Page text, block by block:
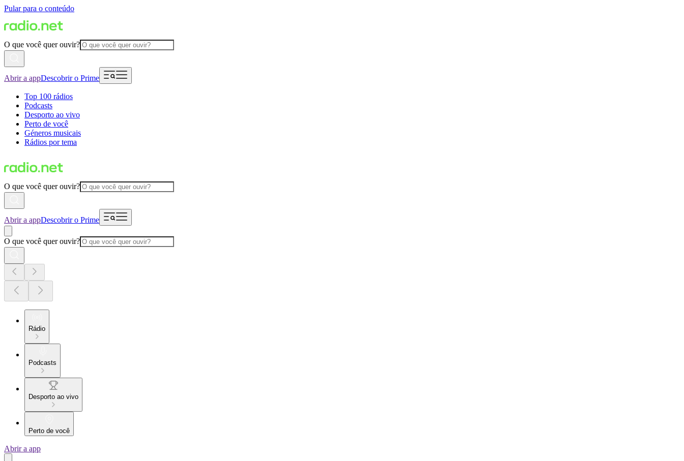
Pular para o conteúdo
O que você quer ouvir?
Abrir a appDescobrir o Prime
Top 100 rádios
Podcasts
Desporto ao vivo
Perto de você
Géneros musicais
Rádios por tema
O que você quer ouvir?
Abrir a appDescobrir o Prime
O que você quer ouvir?
Rádio
Podcasts
Desporto ao vivo
Perto de você
Abrir a app